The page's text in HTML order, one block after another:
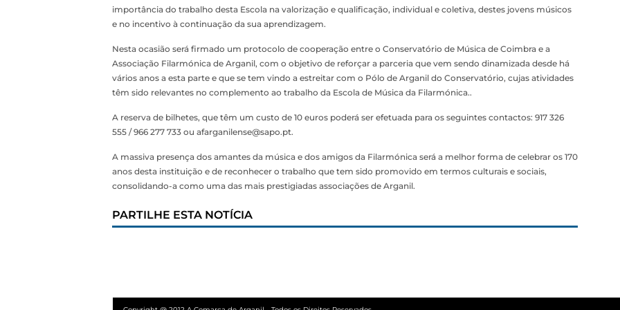
importância do trabalho desta Escola na valorização e qualificação, individual e coletiva, destes jovens músicos
e no incentivo à continuação da sua aprendizagem.
Nesta ocasião será firmado um protocolo de cooperação entre o Conservatório de Música de Coimbra e a
Associação Filarmónica de Arganil, com o objetivo de reforçar a parceria que vem sendo dinamizada desde há
vários anos a esta parte e que se tem vindo a estreitar com o Pólo de Arganil do Conservatório, cujas atividades
têm sido relevantes no complemento ao trabalho da Escola de Música da Filarmónica..
A reserva de bilhetes, que têm um custo de 10 euros poderá ser efetuada para os seguintes contactos: 917 326
555 / 966 277 733 ou afarganilense@sapo.pt.
A massiva presença dos amantes da música e dos amigos da Filarmónica será a melhor forma de celebrar os 170
anos desta instituição e de reconhecer o trabalho que tem sido promovido em termos culturais e sociais,
consolidando-a como uma das mais prestigiadas associações de Arganil.
PARTILHE ESTA NOTÍCIA